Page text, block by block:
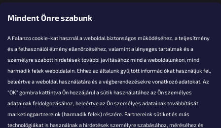
Mindent Önre szabunk
A Falanzo cookie-kat használ a weboldal biztonságos működéséhez, a teljesítmény
és a felhasználói élmény ellenőrzéséhez, valamint a lényeges tartalmak és a
személyre szabott hirdetések további javításához mind a weboldalunkon, mind
harmadik felek weboldalain. Ehhez az általunk gyűjtött információkat használjuk fel,
beleértve a weboldal használatára és a végberendezésekre vonatkozó adatokat. Az
"OK" gombra kattintva Ön hozzájárul a sütik használatához az Ön személyes
adatainak feldolgozásához, beleértve az Ön személyes adatainak továbbítását
marketingpartnereink (harmadik felek) részére. Partnereink sütiket és más
technológiákat is használnak a hirdetések személyre szabásához, méréséhez és
Elérhetőségi adatok
Akarsz kérdezni valamit?
info@falanzo.hu